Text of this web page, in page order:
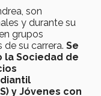
son
y durante su
grupos
su carrera. Se
la Sociedad de
y Jóvenes con